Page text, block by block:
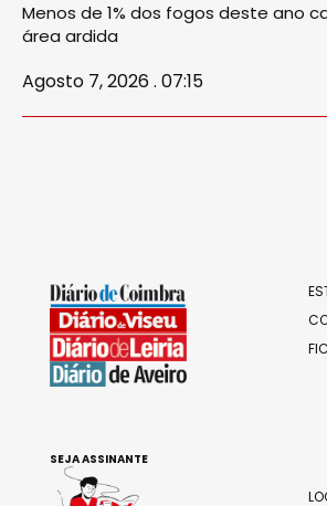
Menos de 1% dos fogos deste ano
área ardida
Agosto 7, 2026 . 07:15
SEJA ASSINANTE